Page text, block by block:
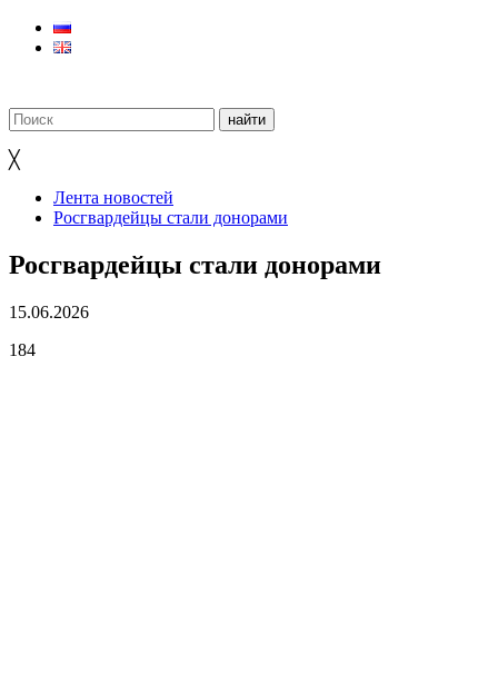
╳
Лента новостей
Росгвардейцы стали донорами
Росгвардейцы стали донорами
15.06.2026
184